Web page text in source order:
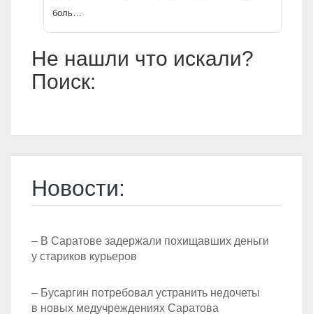
боль…
Не нашли что искали?
Поиск:
Новости:
– В Саратове задержали похищавших деньги
у стариков курьеров
– Бусаргин потребовал устранить недочеты
в новых медучреждениях Саратова